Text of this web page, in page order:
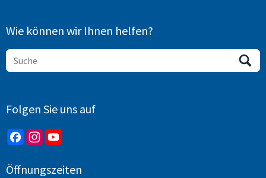
Wie können wir Ihnen helfen?
Folgen Sie uns auf
Öffnungszeiten